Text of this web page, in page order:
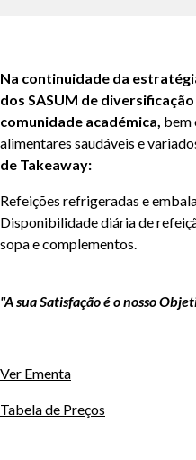
Na continuidade da
dos SASUM de
comunidade académica, bem
alimentares saudáveis e
de Takeaway:
Refeições refrigeradas e
Disponibilidade diária de
sopa e complementos.
"A sua Satisfação é o nosso
Ver Ementa
Tabela de Preços